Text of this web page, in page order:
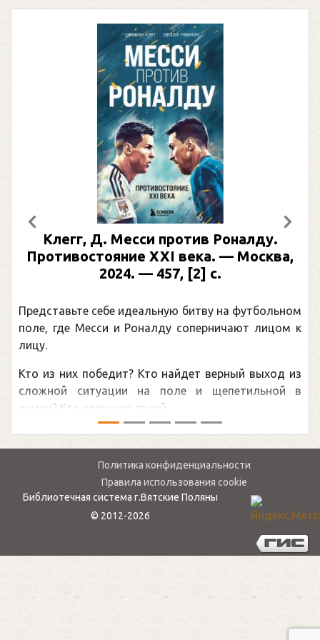
Клегг, Д. Месси против Роналду.
Противостояние XXI века. — Москва,
2024. — 457, [2] с.
себе идеальную битву на футбольном
где Месси и Роналду соперничают лицом к
из них победит? Кто найдет верный выход из
ситуации на поле и щепетильной в
Кто принесет своей ...
Предыдущий
Политика конфиденциальности
Правила использования cookie
Библиотечная система г.Вятские Поляны
© 2012-2026